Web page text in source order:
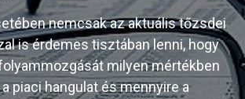
nemcsak az aktuális tőzsdei
is érdemes tisztában lenni, hogy
milyen mértékben
piaci hangulat és mennyire a